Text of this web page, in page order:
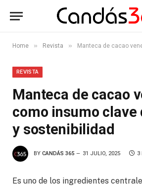
Home » Revista » Manteca de cacao venezolana como
REVISTA
Manteca de cacao
como insumo clave
y sostenibilidad
BY CANDÁS 365 31 JULIO, 2025 3
Es uno de los ingredientes